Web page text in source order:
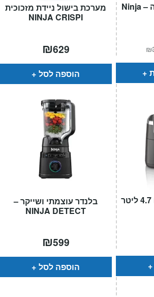
מערכת בישול ניידת מזכוכית
NINJA CRISPI
₪629
הוספה לסל
שייקר אלחוטי נינג'ה – Ninja
₪
בלנדר עוצמתי ושייקר –
NINJA DETECT
₪599
הוספה לסל
סיר טיגון באוויר חם 4.7 ליטר